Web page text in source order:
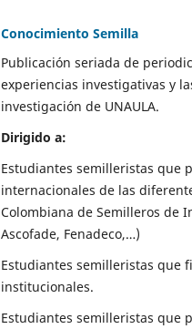
Conocimiento Semilla
Publicación seriada de
experiencias investigativas y
investigación de UNAULA.
Dirigido a:
Estudiantes semilleristas que
internacionales de las
Colombiana de Semilleros de
Ascofade, Fenadeco,…)
Estudiantes semilleristas que
institucionales.
Estudiantes semilleristas que